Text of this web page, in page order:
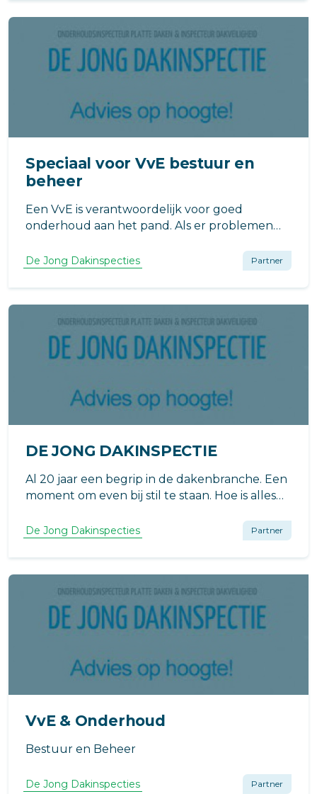
Speciaal voor VvE bestuur en
beheer
Een VvE is verantwoordelijk voor goed
onderhoud aan het pand. Als er problemen
onderhoud, kan zij aansprakelijk worden
gesteld voor gemaakte herstelkosten en tot
het betalen van een schadevergoeding voor
gederfd woongenot
De Jong Dakinspecties Partner
DE JONG DAKINSPECTIE
Al 20 jaar een begrip in de dakenbranche. Een
moment om even bij stil te staan. Hoe is alles
De Jong Dakinspecties Partner
VvE & Onderhoud
Bestuur en Beheer
De Jong Dakinspecties Partner